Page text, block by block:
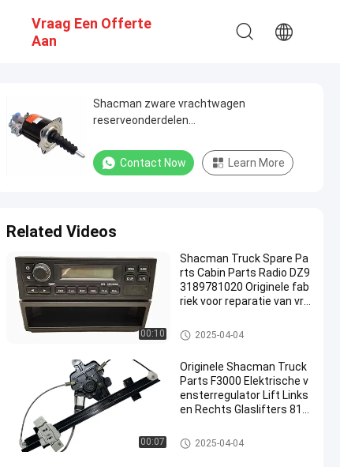
Vraag Een Offerte
Aan
Shacman zware vrachtwagen
reserveonderdelen
F2000/X3000/F3000/M5000 Original
Factory Wholesale
Contact Now Learn More
Related Videos
00:10
Shacman Truck Spare Pa
rts Cabin Parts Radio DZ9
3189781020 Originele fab
riek voor reparatie van vra
De Vervangstukken van de Sh
acmanvrachtwagen
2025-04-04
00:07
Originele Shacman Truck
Parts F3000 Elektrische v
ensterregulator Lift Links
en Rechts Glaslifters 81.6
s
De Vervangstukken van de Sh
acmanvrachtwagen
2025-04-04